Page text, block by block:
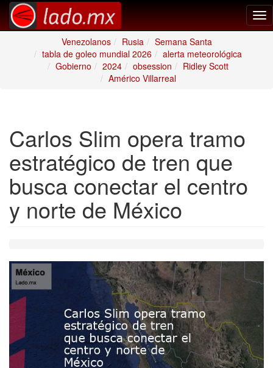
Venezolanos
Rusia
Semana Santa
tabla de goleo mundial 2026
alerta meteorológica
Gobierno
2024 obsession
Ridley Scott
Américo Villarreal
Carlos Slim opera tramo
estratégico de tren que
busca conectar el centro
y norte de México